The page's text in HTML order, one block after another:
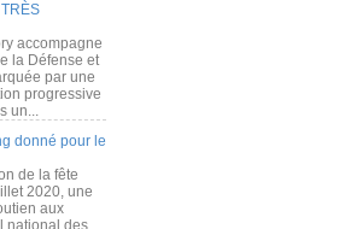
accompagne
la Défense et
par une
progressive
un...
donné pour le
de la fête
2020, une
aux
national des